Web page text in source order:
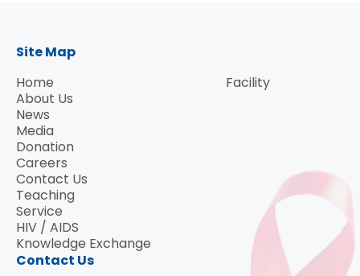
Site Map
Home
About Us
News
Media
Donation
Careers
Contact Us
Teaching
Service
HIV / AIDS
Knowledge Exchange
Facility
Contact Us